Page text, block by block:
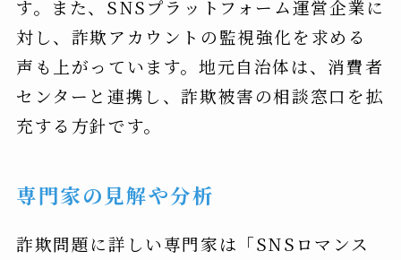
す。また、SNSプラットフォーム運営企業に
対し、詐欺アカウントの監視強化を求める
声も上がっています。地元自治体は、消費者
センターと連携し、詐欺被害の相談窓口を拡
充する方針です。
専門家の見解や分析
詐欺問題に詳しい専門家は「SNSロマンス